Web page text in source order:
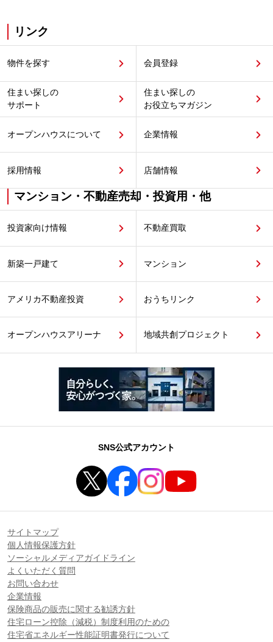
リンク
物件を探す 会員登録
住まい探しの
サポート
住まい探しの
お役立ちマガジン
オープンハウスについて 企業情報
採用情報 店舗情報
マンション・不動産売却・投資用・他
投資家向け情報 不動産買取
新築一戸建て マンション
アメリカ不動産投資 おうちリンク
オープンハウスアリーナ 地域共創プロジェクト
SNS公式アカウント
サイトマップ
個人情報保護方針
ソーシャルメディアガイドライン
よくいただく質問
お問い合わせ
企業情報
保険商品の販売に関する勧誘方針
住宅ローン控除（減税）制度利用のための
住宅省エネルギー性能証明書発行について